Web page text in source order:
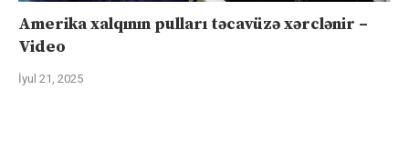
Amerika xalqının pulları təcavüzə xərclənir –
Video
İyul 21, 2025